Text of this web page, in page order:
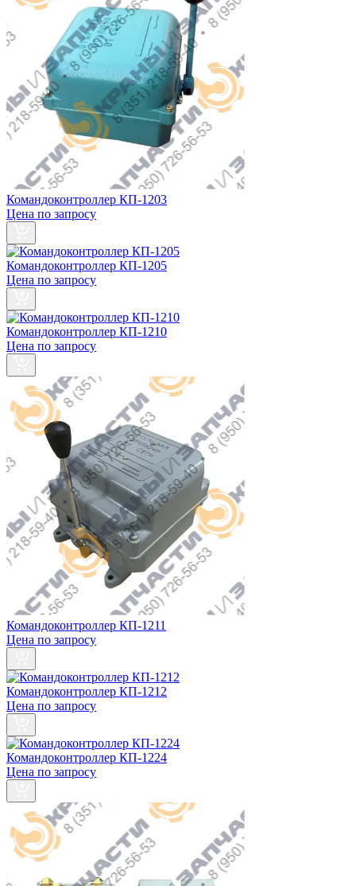
Командоконтроллер КП-1203
Цена по запросу
Командоконтроллер КП-1205
Цена по запросу
Командоконтроллер КП-1210
Цена по запросу
Командоконтроллер КП-1211
Цена по запросу
Командоконтроллер КП-1212
Цена по запросу
Командоконтроллер КП-1224
Цена по запросу